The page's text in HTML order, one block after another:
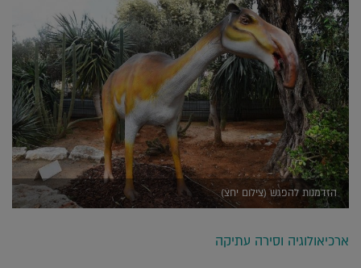
הזדמנות להפגש (צילום יחצ)
ארכיאולוגיה וסירה עתיקה